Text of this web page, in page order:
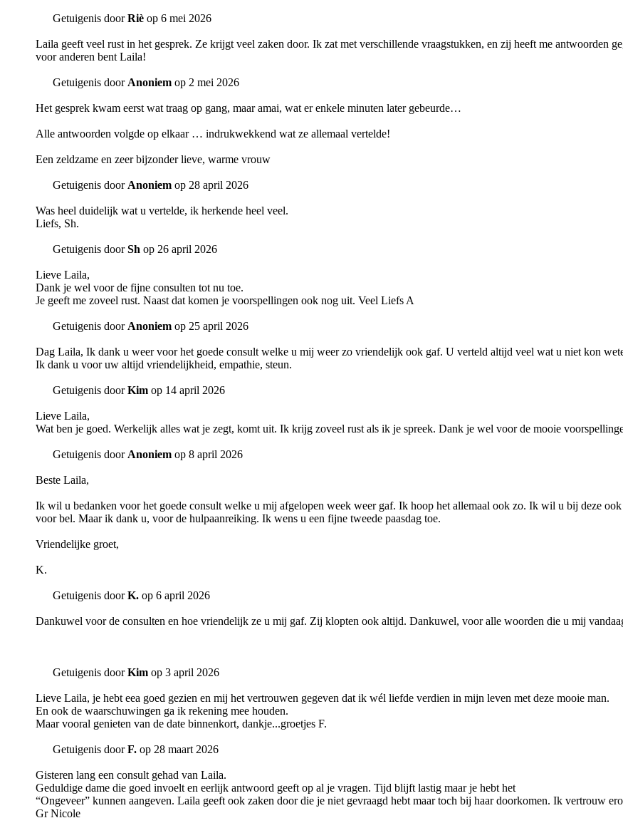
Getuigenis doorRiè op 6 mei 2026
Laila geeft veel rust in het gesprek. Ze krijgt veel zaken door. Ik zat met verschillende vraagstukken, en zij heeft me antwoorden
voor anderen bent Laila!
Getuigenis door Anoniem op 2 mei 2026
Het gesprek kwam eerst wat traag op gang, maar amai, wat er enkele minuten later gebeurde…
Alle antwoorden volgde op elkaar … indrukwekkend wat ze allemaal vertelde!
Een zeldzame en zeer bijzonder lieve, warme vrouw
Getuigenis door Anoniem op 28 april 2026
Was heel duidelijk wat u vertelde, ik herkende heel veel.
Liefs, Sh.
Getuigenis doorSh op 26 april 2026
Lieve Laila,
Dank je wel voor de fijne consulten tot nu toe.
Je geeft me zoveel rust. Naast dat komen je voorspellingen ook nog uit. Veel Liefs A
Getuigenis door Anoniem op 25 april 2026
Dag Laila, Ik dank u weer voor het goede consult welke u mij weer zo vriendelijk ook gaf. U verteld altijd veel wat u niet kon
Ik dank u voor uw altijd vriendelijkheid, empathie, steun.
Getuigenis doorKim op 14 april 2026
Lieve Laila,
Wat ben je goed. Werkelijk alles wat je zegt, komt uit. Ik krijg zoveel rust als ik je spreek. Dank je wel voor de mooie
Getuigenis door Anoniem op 8 april 2026
Beste Laila,
Ik wil u bedanken voor het goede consult welke u mij afgelopen week weer gaf. Ik hoop het allemaal ook zo. Ik wil u bij deze
voor bel. Maar ik dank u, voor de hulpaanreiking. Ik wens u een fijne tweede paasdag toe.
Vriendelijke groet,
K.
Getuigenis doorK. op 6 april 2026
Dankuwel voor de consulten en hoe vriendelijk ze u mij gaf. Zij klopten ook altijd. Dankuwel, voor alle woorden die u mij
Getuigenis doorKim op 3 april 2026
Lieve Laila, je hebt eea goed gezien en mij het vertrouwen gegeven dat ik wél liefde verdien in mijn leven met deze mooie man.
En ook de waarschuwingen ga ik rekening mee houden.
Maar vooral genieten van de date binnenkort, dankje...groetjes F.
Getuigenis doorF. op 28 maart 2026
Gisteren lang een consult gehad van Laila.
Geduldige dame die goed invoelt en eerlijk antwoord geeft op al je vragen. Tijd blijft lastig maar je hebt het
“Ongeveer” kunnen aangeven. Laila geeft ook zaken door die je niet gevraagd hebt maar toch bij haar doorkomen. Ik vertrouw
Gr Nicole